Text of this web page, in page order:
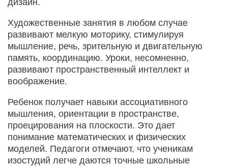
Художественные занятия в любом случае
развивают мелкую моторику, стимулируя
мышление, речь, зрительную и двигательную
память, координацию. Уроки, несомненно,
развивают пространственный интеллект и
воображение.
Ребенок получает навыки ассоциативного
мышления, ориентации в пространстве,
проецирования на плоскости. Это дает
понимание математических и физических
моделей. Педагоги отмечают, что ученикам
изостудий легче даются точные школьные